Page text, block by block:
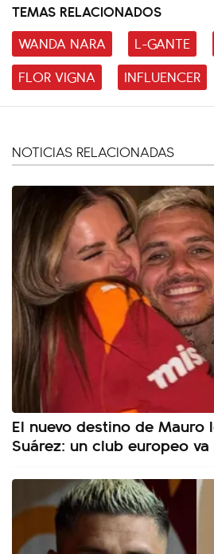
TEMAS RELACIONADOS
WANDA NARA
L-GANTE
FLOR VIGNA
INFLUENCER
NOTICIAS RELACIONADAS
El nuevo destino de Mauro
Suárez: un club europeo